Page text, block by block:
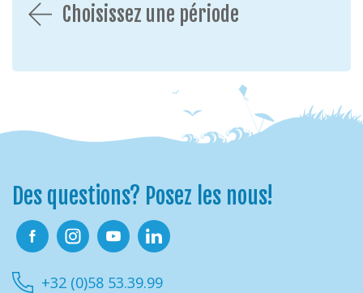
Choisissez une période
Des questions? Posez les nous!
+32 (0)58 53.39.99